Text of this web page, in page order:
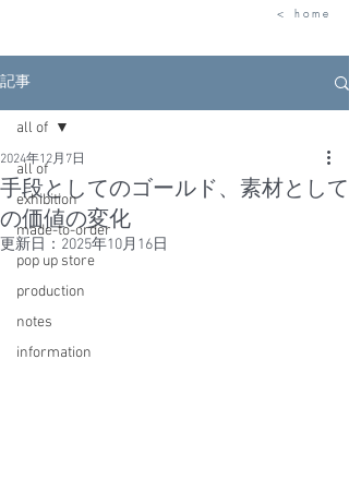
< h o m e
記事
all of
exhibition
made-to-order
pop up store
production
notes
information
all of
手段としてのゴールド、素材として
の価値の変化
2024年12月7日
更新日： 2025年10月16日